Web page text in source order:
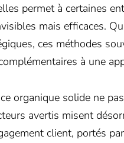
permet à certaines
mais efficaces.
ces méthodes
à une
organique solide ne
avertis misent
client, portés